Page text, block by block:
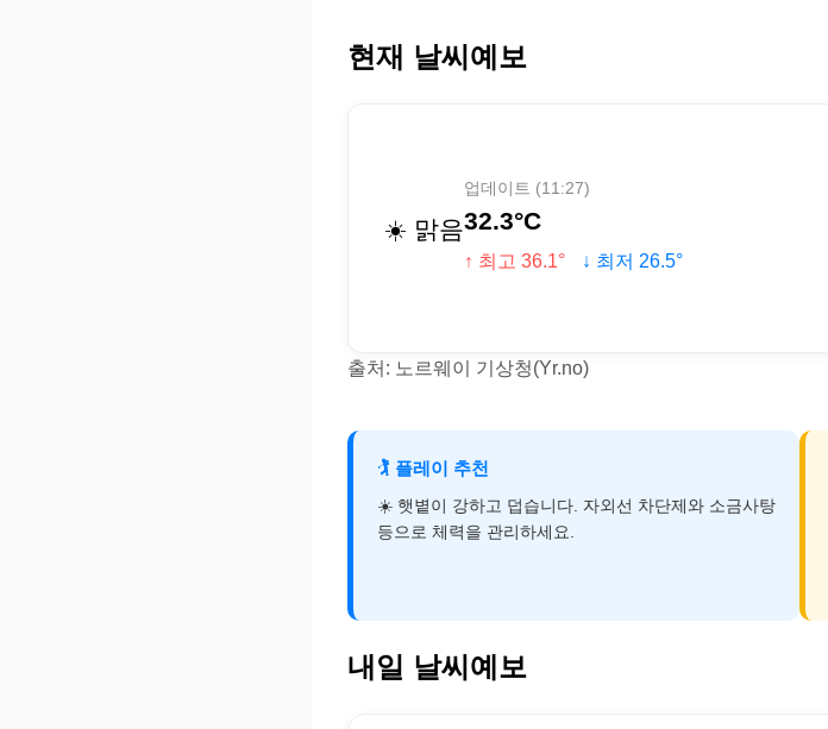
현재 날씨예보
☀️ 맑음
업데이트 (11:27)
32.3°C
↑ 최고 36.1° ↓ 최저 26.5°
출처: 노르웨이 기상청(Yr.no)
🏌️ 플레이 추천
☀️ 햇볕이 강하고 덥습니다. 자외선 차단제와 소금사탕
등으로 체력을 관리하세요.
내일 날씨예보